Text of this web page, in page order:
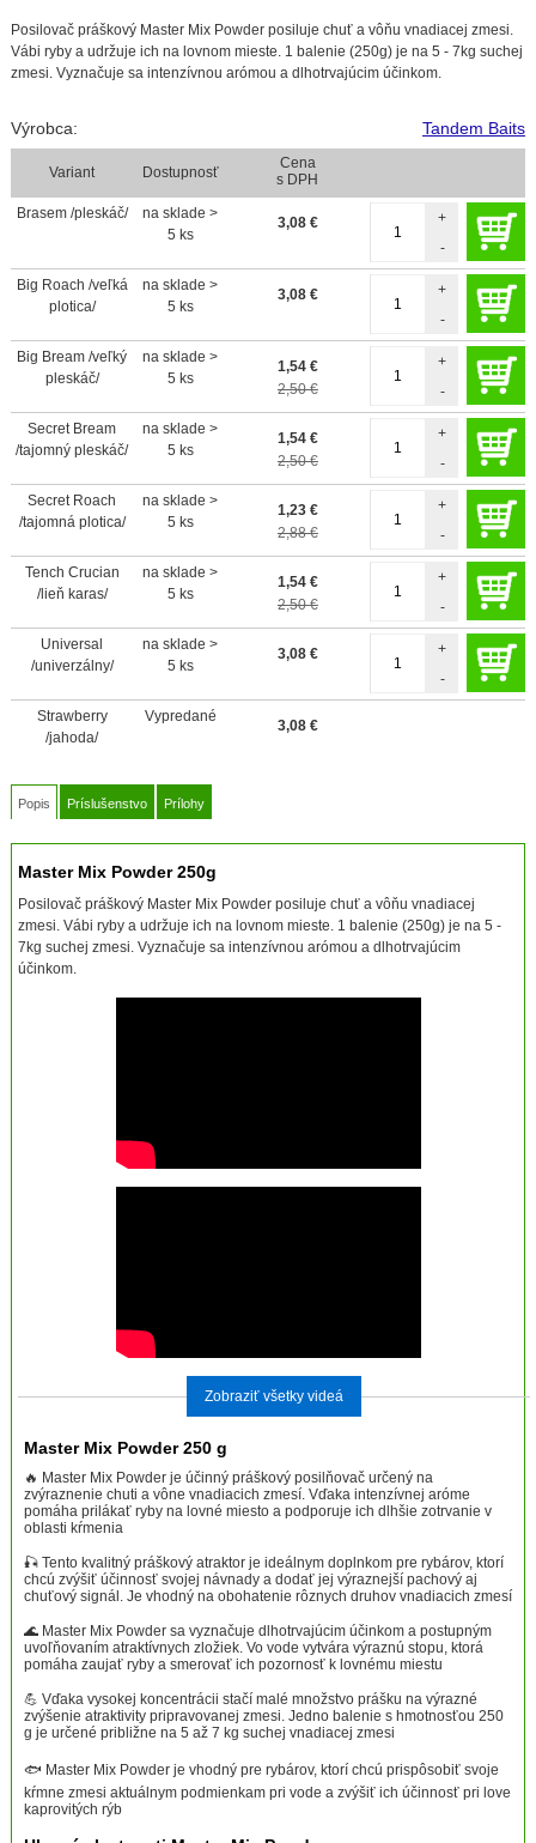
Posilovač práškový Master Mix Powder posiluje chuť a vôňu vnadiacej zmesi.
Vábi ryby a udržuje ich na lovnom mieste. 1 balenie (250g) je na 5 - 7kg suchej
zmesi. Vyznačuje sa intenzívnou arómou a dlhotrvajúcim účinkom.
Výrobca: Tandem Baits
Variant Dostupnosť
Cena
s DPH
Brasem /pleskáč/
na sklade >
5 ks
3,08 €
-
+
Big Roach /veľká
plotica/
na sklade >
5 ks
3,08 €
-
+
Big Bream /veľký
pleskáč/
na sklade >
5 ks
1,54 €
2,50 €
-
+
Secret Bream
/tajomný pleskáč/
na sklade >
5 ks
1,54 €
2,50 €
-
+
Secret Roach
/tajomná plotica/
na sklade >
5 ks
1,23 €
2,88 €
-
+
Tench Crucian
/lieň karas/
na sklade >
5 ks
1,54 €
2,50 €
-
+
Universal
/univerzálny/
na sklade >
5 ks
3,08 €
-
+
Strawberry
/jahoda/
Vypredané
3,08 €
Popis Príslušenstvo Prílohy
Master Mix Powder 250g
Posilovač práškový Master Mix Powder posiluje chuť a vôňu vnadiacej
zmesi. Vábi ryby a udržuje ich na lovnom mieste. 1 balenie (250g) je na 5 -
7kg suchej zmesi. Vyznačuje sa intenzívnou arómou a dlhotrvajúcim
účinkom.
Zobraziť všetky videá
Master Mix Powder 250 g
🔥 Master Mix Powder je účinný práškový posilňovač určený na
zvýraznenie chuti a vône vnadiacich zmesí. Vďaka intenzívnej aróme
pomáha prilákať ryby na lovné miesto a podporuje ich dlhšie zotrvanie v
oblasti kŕmenia
🎣 Tento kvalitný práškový atraktor je ideálnym doplnkom pre rybárov, ktorí
chcú zvýšiť účinnosť svojej návnady a dodať jej výraznejší pachový aj
chuťový signál. Je vhodný na obohatenie rôznych druhov vnadiacich zmesí
🌊 Master Mix Powder sa vyznačuje dlhotrvajúcim účinkom a postupným
uvoľňovaním atraktívnych zložiek. Vo vode vytvára výraznú stopu, ktorá
pomáha zaujať ryby a smerovať ich pozornosť k lovnému miestu
💪 Vďaka vysokej koncentrácii stačí malé množstvo prášku na výrazné
zvýšenie atraktivity pripravovanej zmesi. Jedno balenie s hmotnosťou 250
g je určené približne na 5 až 7 kg suchej vnadiacej zmesi
🐟 Master Mix Powder je vhodný pre rybárov, ktorí chcú prispôsobiť svoje
kŕmne zmesi aktuálnym podmienkam pri vode a zvýšiť ich účinnosť pri love
kaprovitých rýb